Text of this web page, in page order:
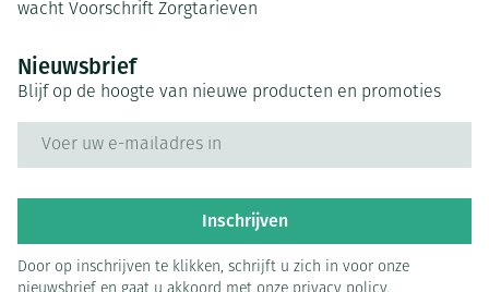
wacht Voorschrift Zorgtarieven
Nieuwsbrief
Blijf op de hoogte van nieuwe producten en promoties
Inschrijven
Door op inschrijven te klikken, schrijft u zich in voor onze